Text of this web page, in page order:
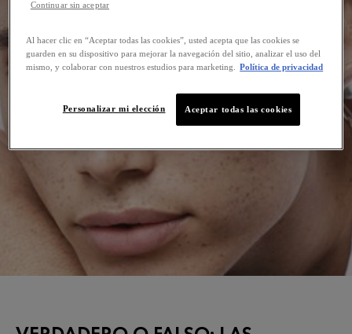
Al hacer clic en “Aceptar todas las cookies”, usted acepta que las cookies se
guarden en su dispositivo para mejorar la navegación del sitio, analizar el uso del
mismo, y colaborar con nuestros estudios para marketing.
Política de privacidad
Aceptar todas las cookies
Personalizar mi elección
Continuar sin aceptar